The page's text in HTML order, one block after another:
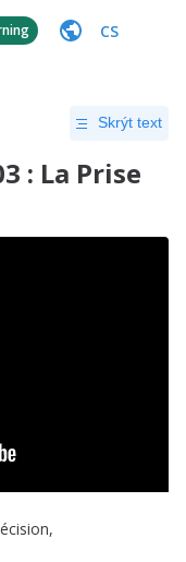
CS
Skrýt text
: La Prise
,